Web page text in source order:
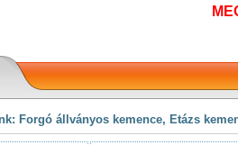
Forgó állványos kemence, Etázs